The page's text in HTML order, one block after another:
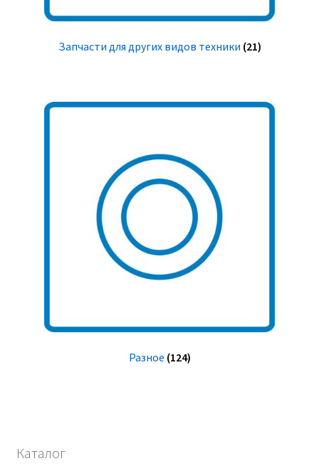
Запчасти для других видов техники (21)
Разное (124)
Каталог